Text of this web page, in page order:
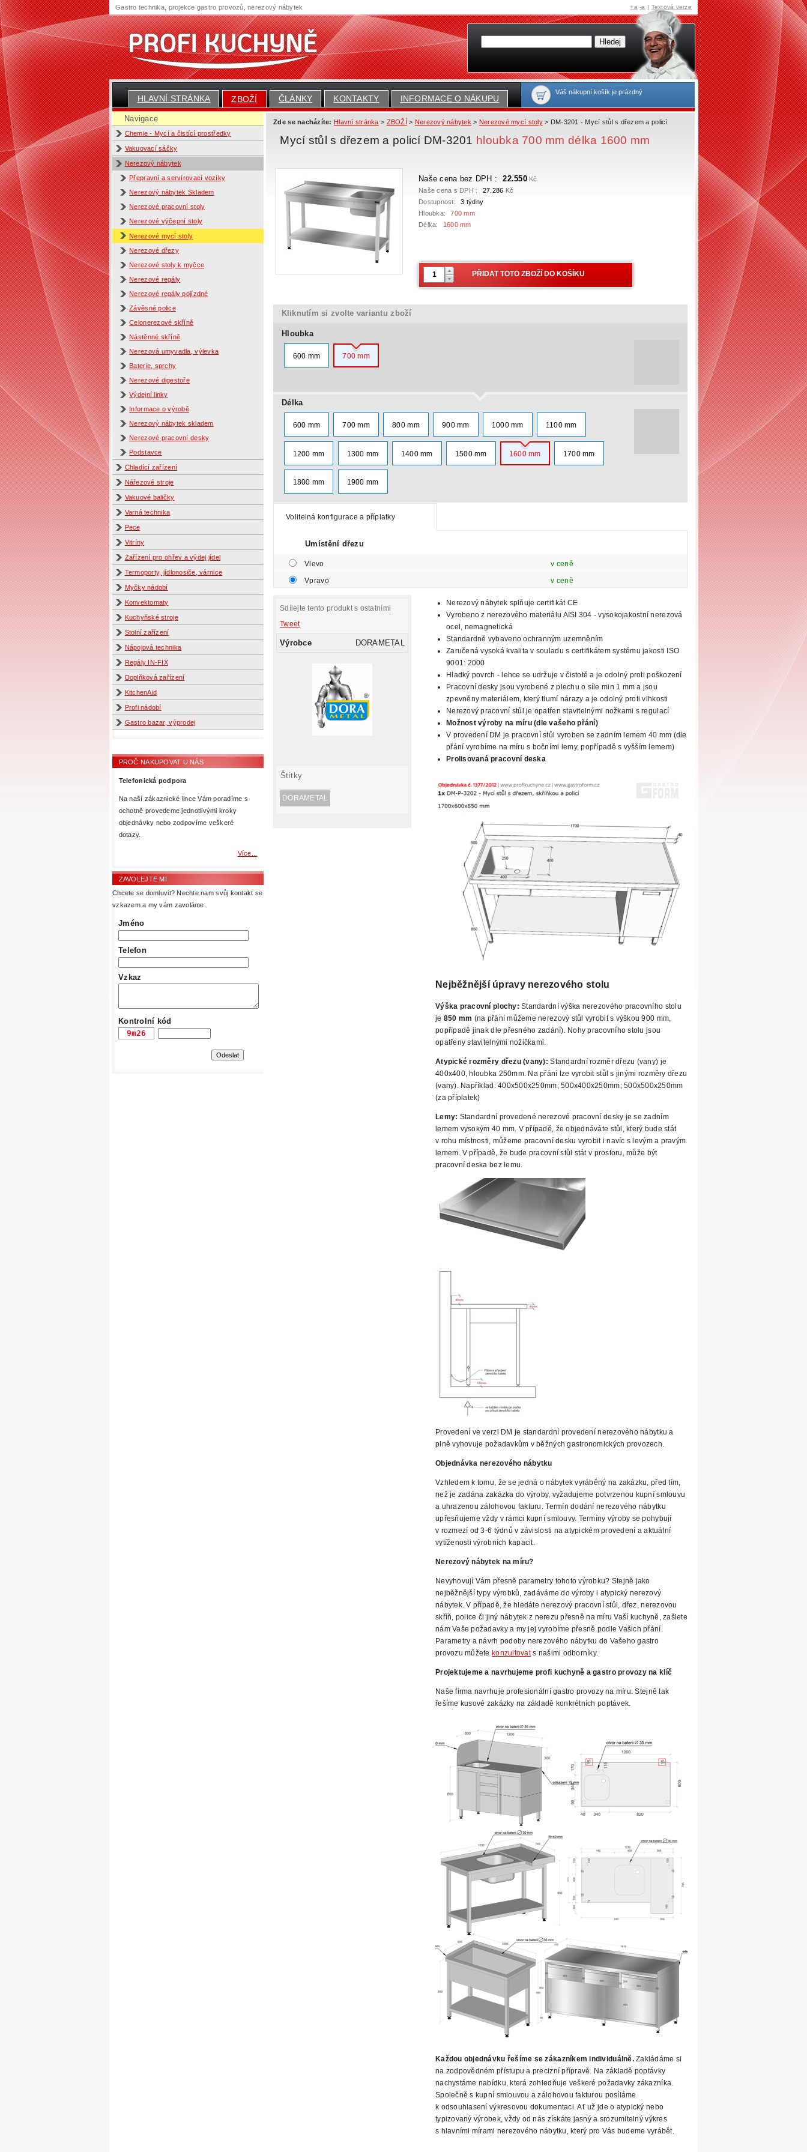
HLAVNÍ STRÁNKA ZBOŽÍ ČLÁNKY KONTAKTY INFORMACE O NÁKUPU
Váš nákupní košík je prázdný
Navigace
Chemie - Mycí a čistící prostředky
Vakuovací sáčky
Nerezový nábytek
Přepravní a servírovací vozíky
Nerezový nábytek Skladem
Nerezové pracovní stoly
Nerezové výčepní stoly
Nerezové mycí stoly
Nerezové dřezy
Nerezové stoly k myčce
Nerezové regály
Nerezové regály pojízdné
Závěsné police
Celonerezové skříně
Nástěnné skříně
Nerezová umyvadla, výlevka
Baterie, sprchy
Nerezové digestoře
Výdejní linky
Informace o výrobě
Nerezový nábytek skladem
Nerezové pracovní desky
Podstavce
Chladící zařízení
Nářezové stroje
Vakuové baličky
Varná technika
Pece
Vitríny
Zařízení pro ohřev a výdej jídel
Termoporty, jídlonosiče, várnice
Myčky nádobí
Konvektomaty
Kuchyňské stroje
Stolní zařízení
Nápojová technika
Regály IN-FIX
Doplňková zařízení
KitchenAid
Profi nádobí
Gastro bazar, výprodej
PROČ NAKUPOVAT U NÁS
Telefonická podpora
Na naší zákaznické lince Vám poradíme s
ochotně provedeme jednotlivými kroky
objednávky nebo zodpovíme veškeré
dotazy.
Více...
ZAVOLEJTE MI
Chcete se domluvit? Nechte nam svůj kontakt se
vzkazem a my vám zavoláme.
Jméno
Telefon
Vzkaz
Kontrolní kód
Zde se nacházíte: Hlavní stránka > ZBOŽÍ > Nerezový nábytek > Nerezové mycí stoly> DM-3201 - Mycí stůl s dřezem a policí
Mycí stůl s dřezem a policí DM-3201 hloubka 700 mm délka 1600 mm
Naše cena bez DPH : 22.550Kč
Naše cena s DPH :
27.286 Kč
Dostupnost:
3 týdny
Hloubka:
700 mm
Délka:
1600 mm
Kliknutím si zvolte variantu zboží
Hloubka
600 mm 700 mm
Délka
600 mm 700 mm 800 mm 900 mm 1000 mm 1100 mm
1200 mm 1300 mm 1400 mm 1500 mm 1600 mm 1700 mm
1800 mm 1900 mm
Volitelná konfigurace a příplatky
Umístění dřezu
Vlevo
v ceně
Vpravo
v ceně
Sdílejte tento produkt s ostatními
Tweet
Výrobce DORAMETAL
Štítky
DORAMETAL
Nerezový nábytek splňuje certifikát CE
Vyrobeno z nerezového materiálu AISI 304 - vysokojakostní nerezová
ocel, nemagnetická
Standardně vybaveno ochranným uzemněním
Zaručená vysoká kvalita v souladu s certifikátem systému jakosti ISO
9001: 2000
Hladký povrch - lehce se udržuje v čistotě a je odolný proti poškození
Pracovní desky jsou vyrobené z plechu o síle min 1 mm a jsou
zpevněny materiálem, který tlumí nárazy a je odolný proti vlhkosti
Nerezový pracovní stůl je opatřen stavitelnými nožkami s regulací
Možnost výroby na míru (dle vašeho přání)
V provedení DM je pracovní stůl vyroben se zadním lemem 40 mm (dle
přání vyrobíme na míru s bočními lemy, popřípadě s vyšším lemem)
Prolisovaná pracovní deska
Nejběžnější úpravynerezového stolu
Výška pracovní plochy:Standardnívýška nerezového pracovního stolu
je 850 mm (na přání můžeme nerezový stůl vyrobit s výškou 900 mm,
popřípadě jinak dle přesného zadání). Nohy pracovního stolu jsou
opatřeny stavitelnými nožičkami.
Atypické rozměry dřezu (vany):Standardní rozměr dřezu (vany) je
400x400, hloubka 250mm. Na přání lze vyrobit stůl s jinými rozměry dřezu
(vany). Například: 400x500x250mm; 500x400x250mm; 500x500x250mm
(za příplatek)
Lemy: Standardní provedené nerezové pracovní desky je se zadním
lemem vysokým 40 mm. V případě, že objednáváte stůl, který bude stát
v rohu místnosti, můžeme pracovní desku vyrobit i navíc s levým a pravým
lemem. V případě, že bude pracovní stůl stát v prostoru, může být
pracovní deska bez lemu.
Provedení ve verzi DM je standardní provedení nerezového nábytku a
plně vyhovuje požadavkům v běžných gastronomických provozech.
Objednávka nerezového nábytku
Vzhledem k tomu, že se jedná o nábytek vyráběný na zakázku, před tím,
než je zadána zakázka do výroby, vyžadujeme potvrzenou kupní smlouvu
a uhrazenou zálohovou fakturu. Termín dodání nerezového nábytku
upřesňujeme vždy v rámci kupní smlouvy. Termíny výroby se pohybují
v rozmezí od 3-6 týdnů v závislosti na atypickém provedení a aktuální
vytíženosti výrobních kapacit.
Nerezový nábytek na míru?
Nevyhovují Vám přesně parametry tohoto výrobku? Stejně jako
nejběžnějšítypy výrobků, zadáváme do výroby i atypický nerezový
nábytek. V případě, že hledáte nerezový pracovní stůl, dřez, nerezovou
skříň, police či jiný nábytek z nerezu přesně na míru Vaší kuchyně, zašlete
nám Vaše požadavky a my jej vyrobíme přesně podle Vašich přání.
Parametry a návrh podoby nerezového nábytku do Vašeho gastro
provozu můžetekonzultovats našimi odborníky.
Projektujeme a navrhujeme profi kuchyně a gastro provozy na klíč
Naše firma navrhuje profesionální gastro provozy na míru. Stejně tak
řešíme kusové zakázky na základě konkrétních poptávek.
Každou objednávku řešíme se zákazníkem individuálně.Zakládáme si
na zodpovědném přístupu a precizní přípravě. Na základě poptávky
nachystáme nabídku, která zohledňuje veškeré požadavky zákazníka.
Společně s kupní smlouvou a zálohovou fakturou posíláme
k odsouhlasení výkresovou dokumentaci. Ať už jde o atypický nebo
typizovaný výrobek, vždy od nás získáte jasný a srozumitelný výkres
s hlavními mírami nerezového nábytku, který pro Vás budeme vyrábět.
Gastro technika, projekce gastro provozů, nerezový nábytek +a -a | Textová verze